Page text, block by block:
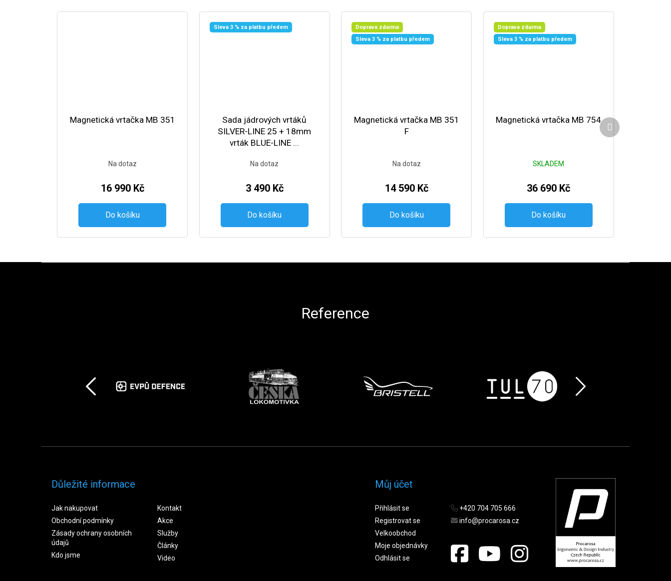
Magnetická vrtačka MB 351
Na dotaz
16 990 Kč
Do košíku
Sleva 3 % za platbu předem
Sada jádrových vrtáků
SILVER-LINE 25 + 18mm
vrták BLUE-LINE ...
Na dotaz
3 490 Kč
Do košíku
Doprava zdarma
Sleva 3 % za platbu předem
Magnetická vrtačka MB 351
F
Na dotaz
14 590 Kč
Do košíku
Doprava zdarma
Sleva 3 % za platbu předem
Magnetická vrtačka MB 754
SKLADEM
36 690 Kč
Do košíku
Další produkt
Reference
Důležité informace
Jak nakupovat
Obchodní podmínky
Zásady ochrany osobních
údajů
Kdo jsme
Kontakt
Akce
Služby
Články
Video
Můj účet
Přihlásit se
Registrovat se
Velkoobchod
Moje objednávky
Odhlásit se
+420 704 705 666
info@procarosa.cz